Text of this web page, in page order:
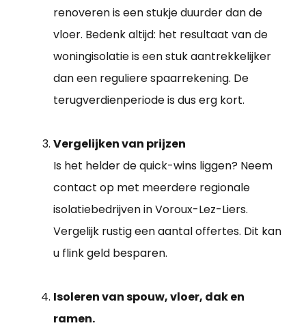
renoveren is een stukje duurder dan de
vloer. Bedenk altijd: het resultaat van de
woningisolatie is een stuk aantrekkelijker
dan een reguliere spaarrekening. De
terugverdienperiode is dus erg kort.
Vergelijken van prijzen
Is het helder de quick-wins liggen? Neem
contact op met meerdere regionale
isolatiebedrijven in Voroux-Lez-Liers.
Vergelijk rustig een aantal offertes. Dit kan
u flink geld besparen.
Isoleren van spouw, vloer, dak en
ramen.